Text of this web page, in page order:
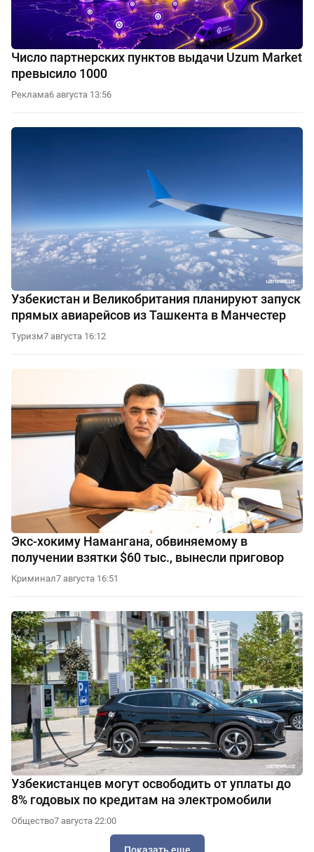
Число партнерских пунктов выдачи Uzum Market
превысило 1000
Реклама6 августа 13:56
Узбекистан и Великобритания планируют запуск
прямых авиарейсов из Ташкента в Манчестер
Туризм7 августа 16:12
Экс-хокиму Намангана, обвиняемому в
получении взятки $60 тыс., вынесли приговор
Криминал7 августа 16:51
Узбекистанцев могут освободить от уплаты до
8% годовых по кредитам на электромобили
Общество7 августа 22:00